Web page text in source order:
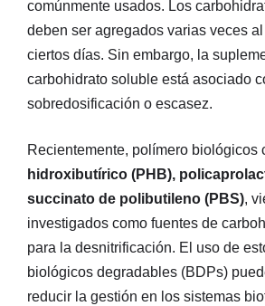
comúnmente usados. Los
deben ser agregados varias veces
ciertos días. Sin embargo, la
carbohidrato soluble está asociado
sobredosificación o escasez.
Recientemente, polímero biológicos
hidroxibutírico (PHB),
succinato de polibutileno (PBS),
investigados como fuentes de
para la desnitrificación. El uso de
biológicos degradables (BDPs)
reducir la gestión en los sistemas